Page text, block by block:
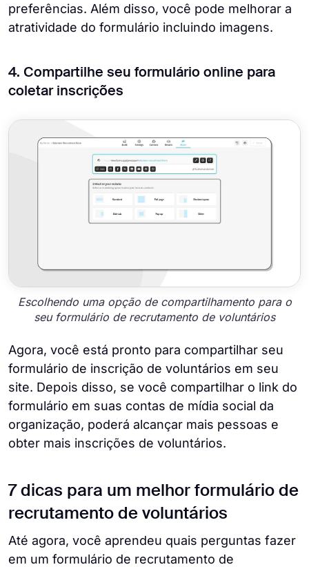
preferências. Além disso, você pode melhorar a
atratividade do formulário incluindo imagens.
4. Compartilhe seu formulário online para
coletar inscrições
Escolhendo uma opção de compartilhamento para o
seu formulário de recrutamento de voluntários
Agora, você está pronto para compartilhar seu
formulário de inscrição de voluntários em seu
site. Depois disso, se você compartilhar o link do
formulário em suas contas de mídia social da
organização, poderá alcançar mais pessoas e
obter mais inscrições de voluntários.
7 dicas para um melhor formulário de
recrutamento de voluntários
Até agora, você aprendeu quais perguntas fazer
em um formulário de recrutamento de